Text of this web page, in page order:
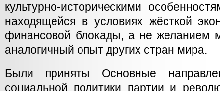
культурно-историческими
находящейся в условиях жёсткой
финансовой блокады, а не желанием
аналогичный опыт других стран мира.
Были приняты Основные
социальной политики партии и